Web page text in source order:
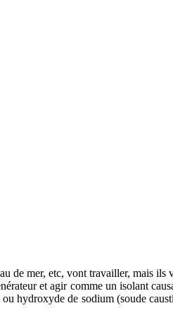
de mer, etc, vont travailler, mais
et agir comme un isolant
hydroxyde de sodium (soude